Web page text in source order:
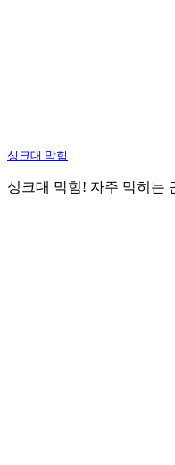
싱크대 막힘
싱크대 막힘! 자주 막히는